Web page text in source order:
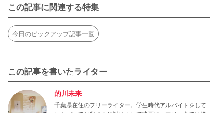
この記事に関連する特集
今日のピックアップ記事一覧
この記事を書いたライター
的川未来
千葉県在住のフリーライター。学生時代アルバイトをして